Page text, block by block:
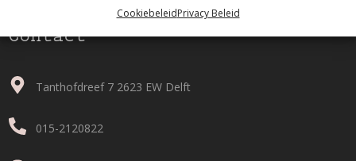
CookiebeleidPrivacy Beleid
Contact
Tanthofdreef 7 2623 EW Delft
015-2120822